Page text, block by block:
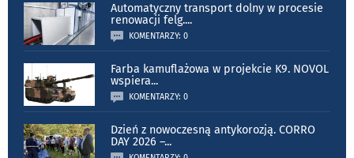
Automatyczny transport dolny w procesie
renowacji felg....
KOMENTARZY: 0
Farba kamuflażowa w projekcie K9. NOVOL
wspiera...
KOMENTARZY: 0
Dzień z nowoczesną antykorozją. CORRO
DAY 2026 –...